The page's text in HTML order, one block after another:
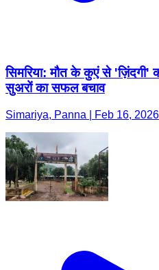
सिमरिया: मौत के कुएं से 'ज़िंदगी'
सुअरों का सफल बचाव
Simariya, Panna | Feb 16, 2026